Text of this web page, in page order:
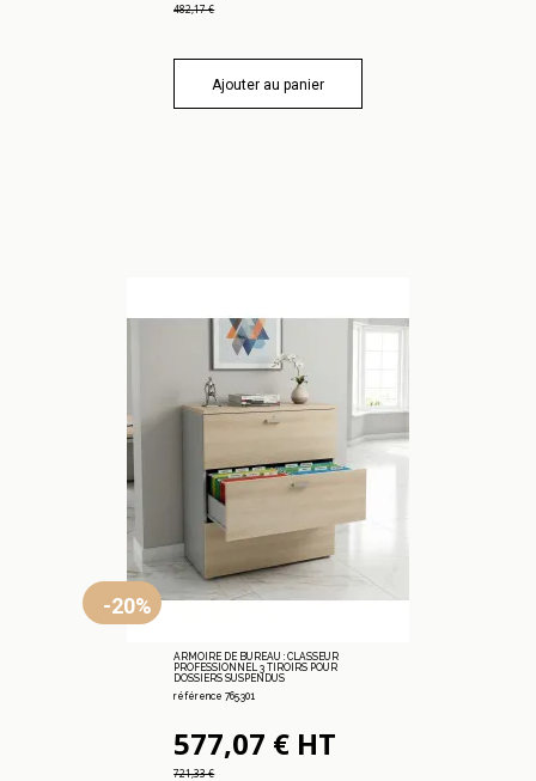
482,17 €
Ajouter au panier
-20%
ARMOIRE DE BUREAU : CLASSEUR
PROFESSIONNEL 3 TIROIRS POUR
DOSSIERS SUSPENDUS
référence 765.301
577,07 € HT
721,33 €